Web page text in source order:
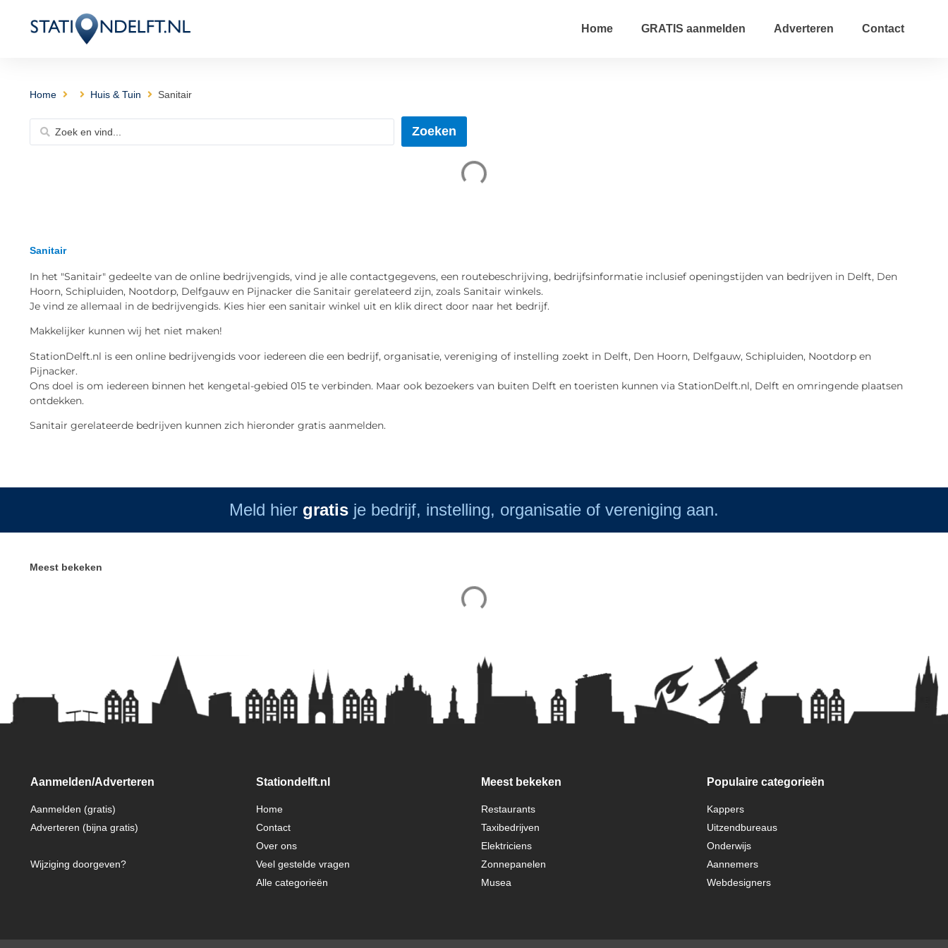
Home GRATIS aanmelden Adverteren Contact
Home Huis & Tuin Sanitair
Zoeken
Sanitair
In het "Sanitair" gedeelte van de online bedrijvengids, vind je alle contactgegevens, een routebeschrijving, bedrijfsinformatie inclusief openingstijden van bedrijven in Delft, Den
Hoorn, Schipluiden, Nootdorp, Delfgauw en Pijnacker die Sanitair gerelateerd zijn, zoals Sanitair winkels.
Je vind ze allemaal in de bedrijvengids. Kies hier een sanitair winkel uit en klik direct door naar het bedrijf.
Makkelijker kunnen wij het niet maken!
StationDelft.nl is een online bedrijvengids voor iedereen die een bedrijf, organisatie, vereniging of instelling zoekt in Delft, Den Hoorn, Delfgauw, Schipluiden, Nootdorp en
Pijnacker.
Ons doel is om iedereen binnen het kengetal-gebied 015 te verbinden. Maar ook bezoekers van buiten Delft en toeristen kunnen via StationDelft.nl, Delft en omringende plaatsen
ontdekken.
Sanitair gerelateerde bedrijven kunnen zich hieronder gratis aanmelden.
Meld hier gratis je bedrijf, instelling, organisatie of vereniging aan.
Meest bekeken
Aanmelden/Adverteren
Aanmelden (gratis)
Adverteren (bijna gratis)
Wijziging doorgeven?
Stationdelft.nl
Home
Contact
Over ons
Veel gestelde vragen
Alle categorieën
Meest bekeken
Restaurants
Taxibedrijven
Elektriciens
Zonnepanelen
Musea
Populaire categorieën
Kappers
Uitzendbureaus
Onderwijs
Aannemers
Webdesigners